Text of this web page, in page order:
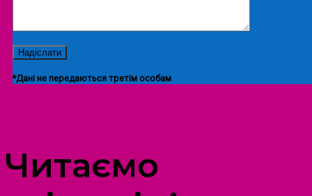
*Дані не передаються третім особам
Читаємо